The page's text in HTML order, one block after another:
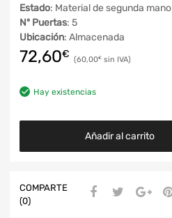
Estado: Material de segunda mano
Nº Puertas: 5
Ubicación: Almacenada
72,60€ 60,00€
Hay existencias
Añadir al carrito
COMPARTE
(0)